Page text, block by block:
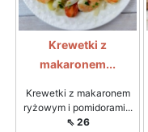
Krewetki z
makaronem...
Krewetki z makaronem
ryżowym i pomidorami...
⇖ 26